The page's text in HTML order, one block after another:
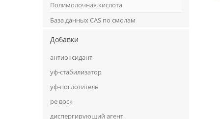
Полимолочная кислота
База данных CAS по смолам
Добавки
антиоксидант
уф-стабилизатор
уф-поглотитель
ре воск
диспергирующий агент